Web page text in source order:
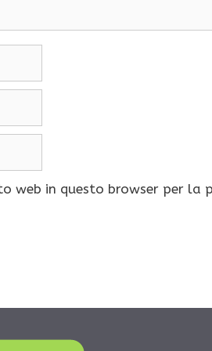
web in questo browser per la